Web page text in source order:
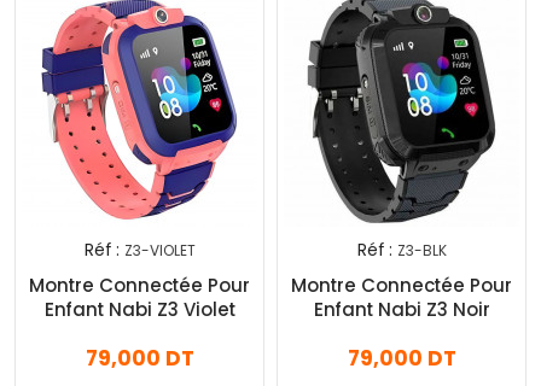
Réf : Z3-VIOLET
Montre Connectée Pour
Enfant Nabi Z3 Violet
79,000 DT
Réf : Z3-BLK
Montre Connectée Pour
Enfant Nabi Z3 Noir
79,000 DT